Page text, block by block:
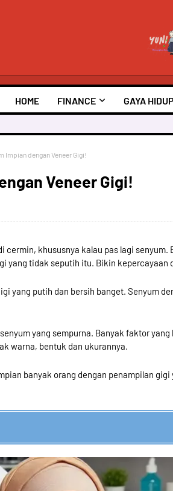
HOME FINANCE GAYA HIDUP
Impian dengan Veneer Gigi!
Veneer Gigi!
khususnya kalau pas lagi senyum.
yang tidak seputih itu. Bikin kepercayaan
yang putih dan bersih banget. Senyum
yang sempurna. Banyak faktor
warna, bentuk dan ukurannya.
banyak orang dengan penampilan